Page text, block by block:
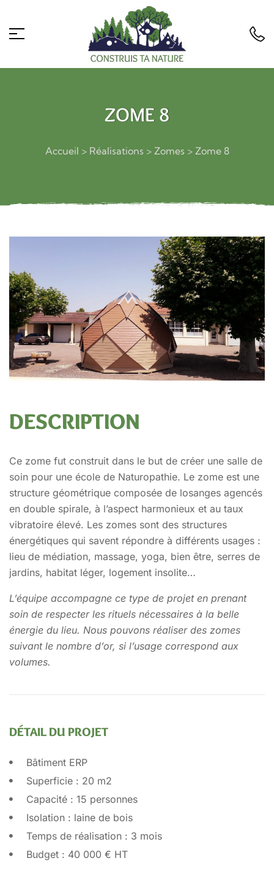
ZOME 8
Accueil > Réalisations > Zomes > Zome 8
DESCRIPTION
Ce zome fut construit dans le but de créer une salle de
soin pour une école de Naturopathie. Le zome est une
structure géométrique composée de losanges agencés
en double spirale, à l’aspect harmonieux et au taux
vibratoire élevé. Les zomes sont des structures
énergétiques qui savent répondre à différents usages :
lieu de médiation, massage, yoga, bien être, serres de
jardins, habitat léger, logement insolite… ​
L’équipe accompagne ce type de projet en prenant
soin de respecter les rituels nécessaires à la belle
énergie du lieu. Nous pouvons réaliser des zomes
suivant le nombre d’or, si l’usage correspond aux
volumes.
DÉTAIL DU PROJET
Bâtiment ERP
Superficie : 20 m2
Capacité : 15 personnes
Isolation : laine de bois
Temps de réalisation : 3 mois
Budget : 40 000 € HT